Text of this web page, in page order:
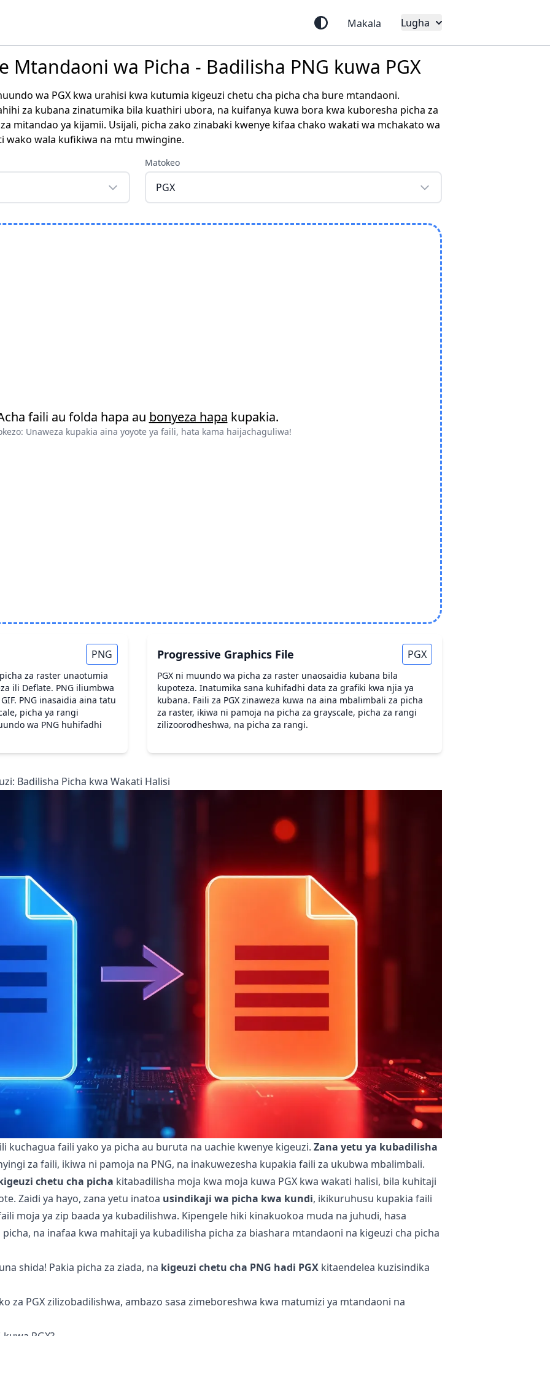
Makala Lugha
Mtandaoni wa Picha - Badilisha PNG kuwa PGX
wa PGX kwa urahisi kwa kutumia kigeuzi chetu cha picha cha bure mtandaoni.
za kubana zinatumika bila kuathiri ubora, na kuifanya kuwa bora kwa kuboresha picha za
mitandao ya kijamii. Usijali, picha zako zinabaki kwenye kifaa chako wakati wa mchakato wa
wako wala kufikiwa na mtu mwingine.
Matokeo
PGX
faili au folda hapa au bonyeza hapa kupakia.
Unaweza kupakia aina yoyote ya faili, hata kama haijachaguliwa!
PNG
za raster unaotumia
ili Deflate. PNG iliumbwa
PNG inasaidia aina tatu
picha ya rangi
wa PNG huhifadhi
Progressive Graphics File PGX
PGX ni muundo wa picha za raster unaosaidia kubana bila
kupoteza. Inatumika sana kuhifadhi data za grafiki kwa njia ya
kubana. Faili za PGX zinaweza kuwa na aina mbalimbali za picha
za raster, ikiwa ni pamoja na picha za grayscale, picha za rangi
zilizoorodheshwa, na picha za rangi.
Badilisha Picha kwa Wakati Halisi
kuchagua faili yako ya picha au buruta na uachie kwenye kigeuzi. Zana yetu ya kubadilisha
za faili, ikiwa ni pamoja na PNG, na inakuwezesha kupakia faili za ukubwa mbalimbali.
chetu cha picha kitabadilisha moja kwa moja kuwa PGX kwa wakati halisi, bila kuhitaji
Zaidi ya hayo, zana yetu inatoa usindikaji wa picha kwa kundi, ikikuruhusu kupakia faili
moja ya zip baada ya kubadilishwa. Kipengele hiki kinakuokoa muda na juhudi, hasa
na inafaa kwa mahitaji ya kubadilisha picha za biashara mtandaoni na kigeuzi cha picha
shida! Pakia picha za ziada, na kigeuzi chetu cha PNG hadi PGX kitaendelea kuzisindika
za PGX zilizobadilishwa, ambazo sasa zimeboreshwa kwa matumizi ya mtandaoni na
PGX?